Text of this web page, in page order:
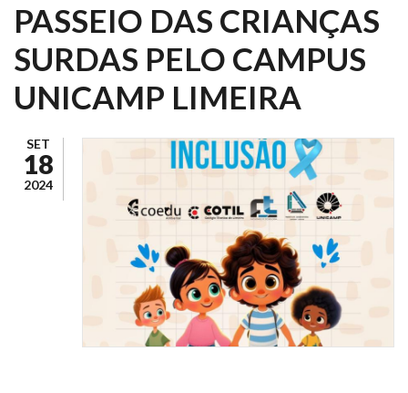
PASSEIO DAS CRIANÇAS
SURDAS PELO CAMPUS
UNICAMP LIMEIRA
SET
18
2024